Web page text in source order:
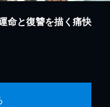
命と復讐を描く痛快